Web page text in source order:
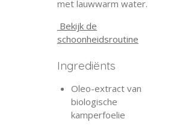
met lauwwarm water.
Bekijk de
schoonheidsroutine
Ingrediënts
Oleo-extract van
biologische
kamperfoelie